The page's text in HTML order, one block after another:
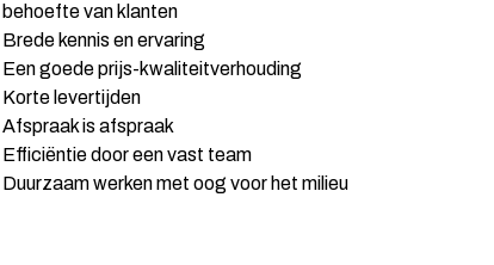
behoefte van klanten
Brede kennis en ervaring
Een goede prijs-kwaliteitverhouding
Korte levertijden
Afspraak is afspraak
Efficiëntie door een vast team
Duurzaam werken met oog voor het milieu